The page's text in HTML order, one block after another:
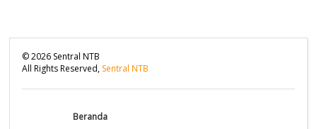
©2026 Sentral NTB
All Rights Reserved, Sentral NTB
Beranda